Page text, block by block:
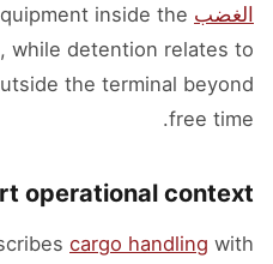
الغضب inside the
while detention relates to
the terminal beyond
free time.
operational context
cargo handlingwith